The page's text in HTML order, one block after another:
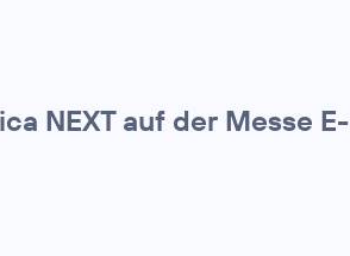
NEXT auf der Messe E-